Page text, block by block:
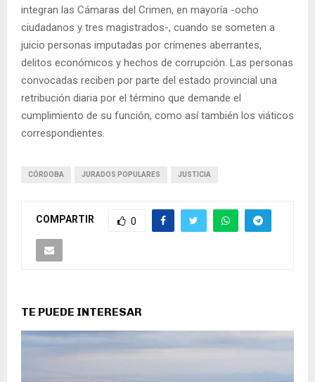
integran las Cámaras del Crimen, en mayoría -ocho
ciudadanos y tres magistrados-, cuando se someten a
juicio personas imputadas por crímenes aberrantes,
delitos económicos y hechos de corrupción. Las personas
convocadas reciben por parte del estado provincial una
retribución diaria por el término que demande el
cumplimiento de su función, como así también los viáticos
correspondientes.
CÓRDOBA JURADOS POPULARES JUSTICIA
COMPARTIR 0
TE PUEDE INTERESAR